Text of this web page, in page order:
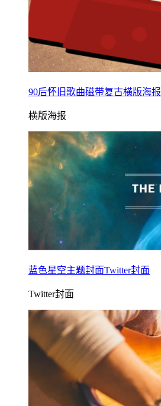
90后怀旧歌曲磁带复古横版海报
横版海报
蓝色星空主题封面Twitter封面
Twitter封面